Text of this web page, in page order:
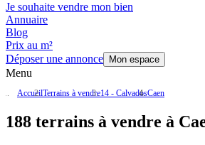
Je souhaite vendre mon bien
Annuaire
Blog
Prix au m²
Déposer une annonce
Mon espace
Menu
AccueilTerrains à vendre14 - CalvadosCaen
188 terrains à vendre à